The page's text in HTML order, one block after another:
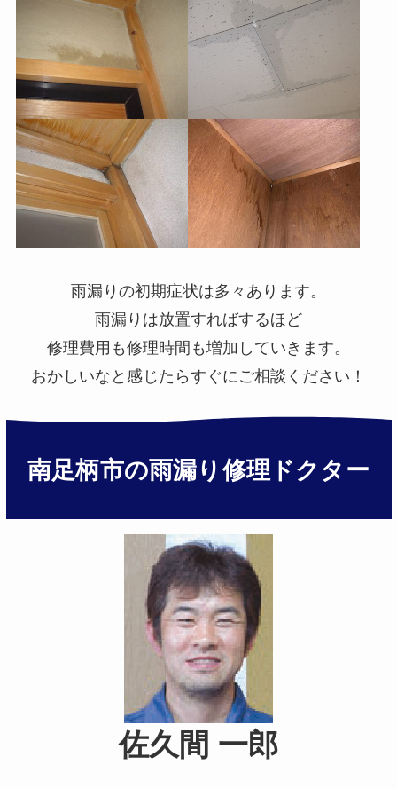
雨漏りの初期症状は多々あります。
雨漏りは放置すればするほど
修理費用も修理時間も増加していきます。
おかしいなと感じたらすぐにご相談ください！
南足柄市の雨漏り修理ドクター
佐久間 一郎